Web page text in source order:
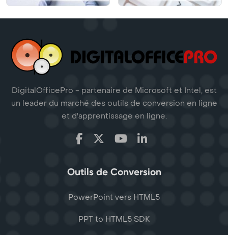
DigitalOfficePro - partenaire de Microsoft et Intel, est
un leader du marché des outils de conversion en ligne
et d'apprentissage en ligne.
Outils de Conversion
PowerPoint vers HTML5
PPT to HTML5 SDK